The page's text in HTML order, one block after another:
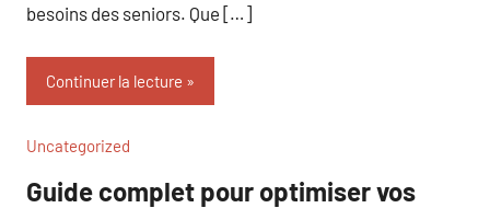
besoins des seniors. Que […]
Continuer la lecture
Uncategorized
Guide complet pour optimiser vos